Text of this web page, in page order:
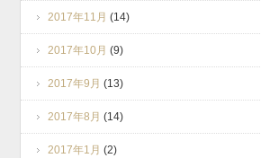
2017年11月 (14)
2017年10月 (9)
2017年9月 (13)
2017年8月 (14)
2017年1月 (2)